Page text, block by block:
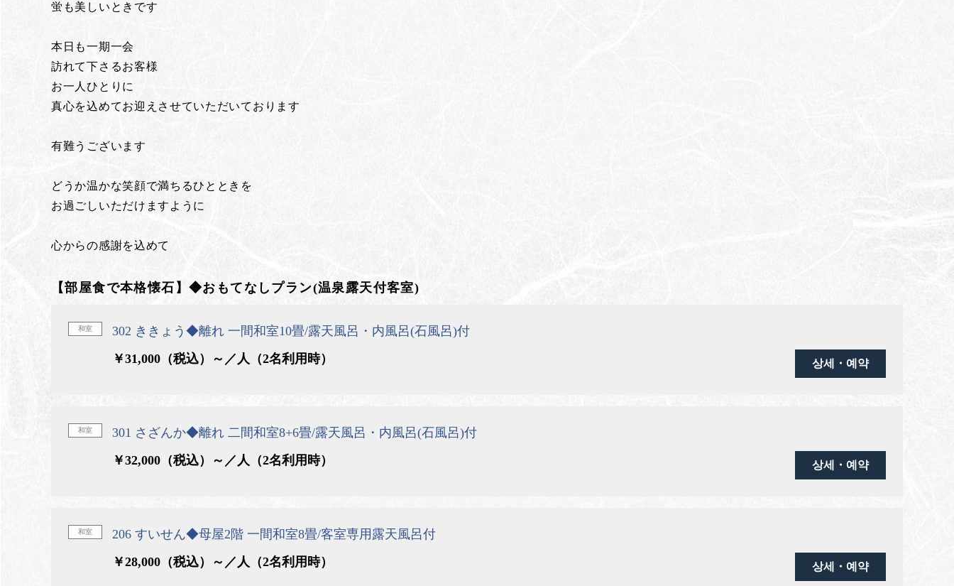
蛍も美しいときです
本日も一期一会
訪れて下さるお客様
お一人ひとりに
真心を込めてお迎えさせていただいております
有難うございます
どうか温かな笑顔で満ちるひとときを
お過ごしいただけますように
心からの感謝を込めて
【部屋食で本格懐石】◆おもてなしプラン(温泉露天付客室)
和室
302 ききょう◆離れ 一間和室10畳/露天風呂・内風呂(石風呂)付
￥31,000（税込）～／人（2名利用時）
상세・예약
和室
301 さざんか◆離れ 二間和室8+6畳/露天風呂・内風呂(石風呂)付
￥32,000（税込）～／人（2名利用時）
상세・예약
和室
206 すいせん◆母屋2階 一間和室8畳/客室専用露天風呂付
￥28,000（税込）～／人（2名利用時）
상세・예약